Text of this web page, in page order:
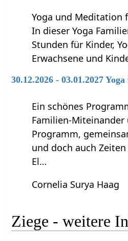
Yoga und Meditation
In dieser Yoga
Stunden für Kinder,
Erwachsene und
30.12.2026 - 03.01.2027
Ein schönes
Familien-
Programm,
und doch auch
El…
Cornelia Surya Haag
Ziege‏‎ -